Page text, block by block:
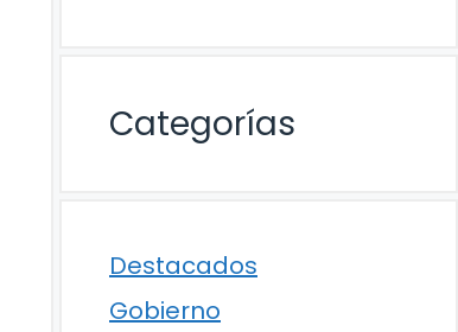
Categorías
Destacados
Gobierno